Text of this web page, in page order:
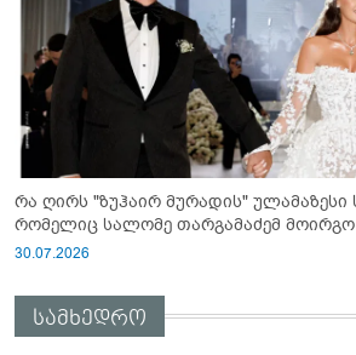
რა ღირს "ზუჰაირ მურადის" ულამაზესი საქორწინო კაბა,
რომელიც სალომე თარგამაძემ მოირგო
30.07.2026
სამხედრო